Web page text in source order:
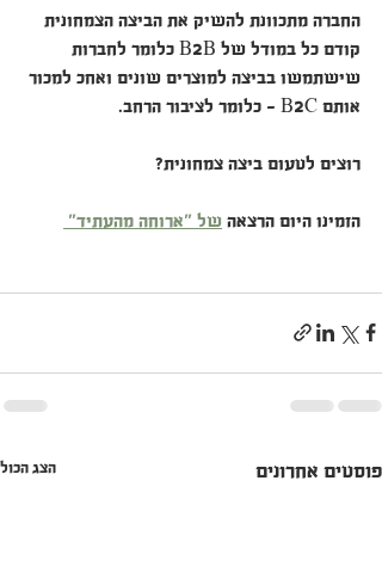
החברה מתכוונת להשיק את הביצה הצמחונית
קודם כל במודל של B2B כלומר לחברות
שישתמשו בביצה למוצרים שונים ואחכ למכור
אותם B2C - כלומר לציבור הרחב.
רוצים לטעום ביצה צמחונית?
הזמינו היום הרצאה של "ארוחה מהעתיד"
פוסטים אחרונים הצג הכול